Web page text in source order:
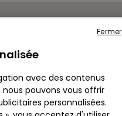
avec des contenus
nous pouvons vous offrir
personnalisées.
Fermer